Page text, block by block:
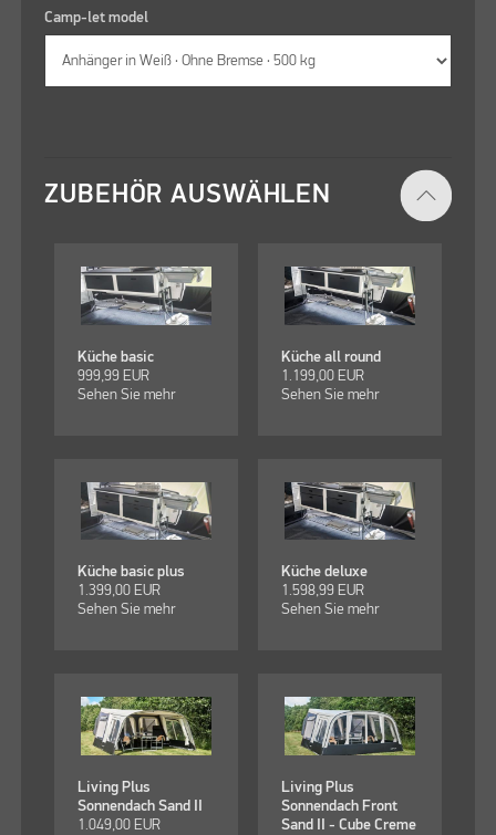
Camp-let model
ZUBEHÖR AUSWÄHLEN
Küche basic
999,99 EUR
Sehen Sie mehr
Küche all round
1.199,00 EUR
Sehen Sie mehr
Küche basic plus
1.399,00 EUR
Sehen Sie mehr
Küche deluxe
1.598,99 EUR
Sehen Sie mehr
Living Plus
Sonnendach Sand II
1.049,00 EUR
Living Plus
Sonnendach Front
Sand II - Cube Creme